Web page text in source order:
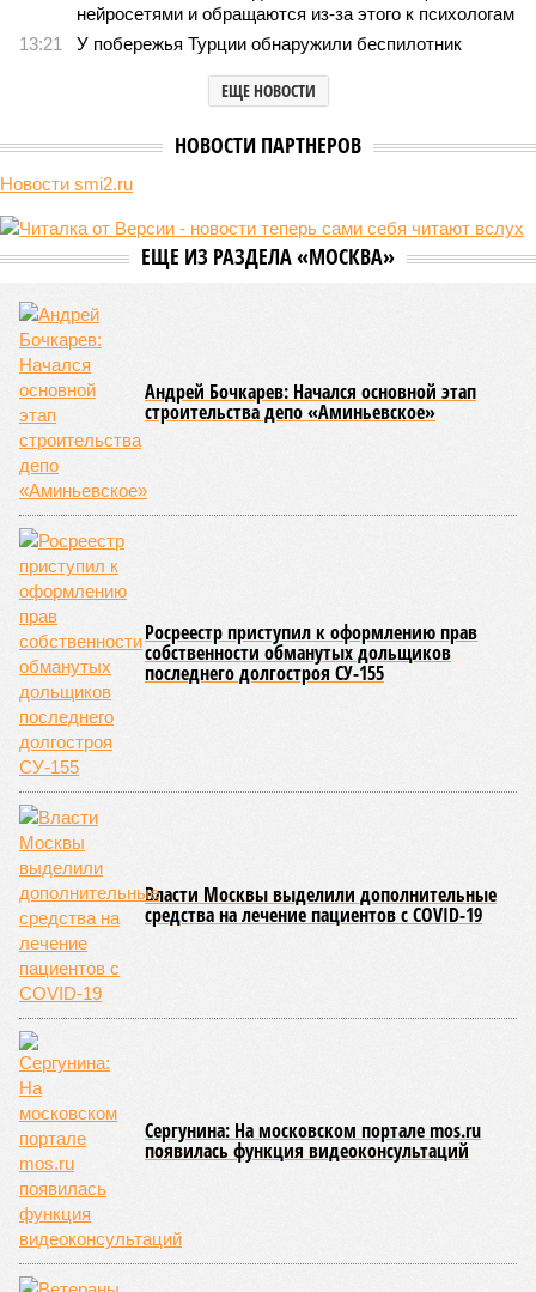
уже получают ключи – в мае 2026 года были получены
разрешение на ввод жилищного комплекса в эксплуатацию –
улице, картина, можно сказать, прямо противоположная.
Сюжет:Недвижимость
банкрот Seven Suns Development, та же
схема достройки через Capital Group осенью 2024 года, но
за прошедшие два года результатов, по словам дольщиков,
практически не видно. По
информации
из профильных
порталов, первую очередь ЖК строители обещают сдать к
этом из кураторов стройки не задается вопросом: как эти
сроки должны материализоваться? На строительной
бывающих у забора, какая-либо техника отсутствует. Ни
бетононасосов, ни работающих кранов, ни признаков
мобилизации подрядчиков. При том, что до «декабря 2026»
осталось менее полугода.
Если в «Сказочном лесу» техзаказчик публично
отчитывался о поэтапной готовности – 90%, затем 97%, с
конкретными инженерными работами (усиление
монолитных конструкций, устранение проектных ошибок) –
то по «Станции Л» подобной публичной отчётности
дольщики не видят. Ни Capital Group, ни кураторы
строительства не подтверждают ни соблюдения графика
строительства, ни объёма фактически выполненных работ.
Напрашивается закономерный вопрос: если
декларируемая «Capital Group модель (достраивать
проблемные объекты SSD») сработала на
Лосиноостровской, почему она не масштабируется на
Люблино? И означает ли отсутствие техники на площадке,
что в реальности подрядчик по «Станции Л» ещё даже не
определён?
2025–2026 годах, похоже, не изменили ситуацию.
последние месяцы в личном общении нам перестали
называть даже ориентировочные сроки»
расстроенные дольщики.
Казалось бы, формально ответственность по
достраиванию объекта распределена. Seven Suns
Development – банкрот, часть его структур признана
несостоятельной ещё в 2024 году, бенефициар компании
находится под следствием по ст. 200.3 УК РФ. Достройку